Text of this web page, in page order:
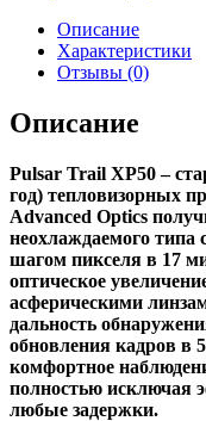
Описание
Характеристики
Отзывы (0)
Описание
Pulsar Trail XP50 –
год) тепловизорных
Advanced Optics
неохлаждаемого типа
шагом пикселя в 17
оптическое
асферическими
дальность
обновления кадров в
комфортное
полностью исключая
любые задержки.